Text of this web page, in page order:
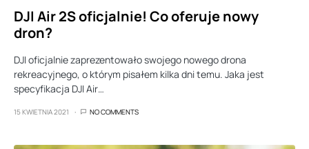
DJI Air 2S oficjalnie! Co oferuje nowy
dron?
DJI oficjalnie zaprezentowało swojego nowego drona
rekreacyjnego, o którym pisałem kilka dni temu. Jaka jest
specyfikacja DJI Air…
15 KWIETNIA 2021 NO COMMENTS